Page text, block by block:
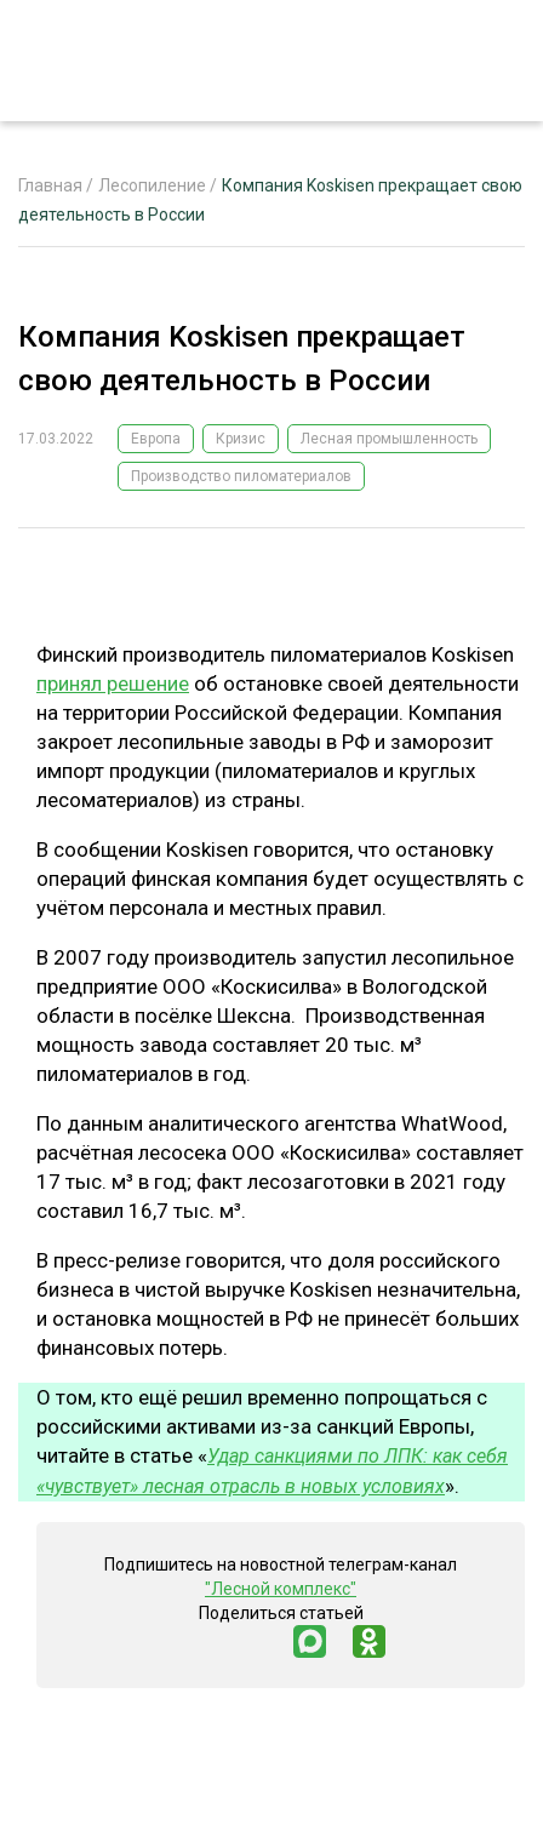
РЕКЛАМОДАТЕЛЯМ
ЛЕСНОЕ ХОЗЯЙСТВО
ЛЕСОЗАГОТОВКА
БИОЭНЕРГЕТИКА
ЛЕСОВОССТАНОВЛЕНИЕ И ЗАЩИТА
ЛОГИСТИКА
ПРОИЗВОДСТВО ДРЕВЕСНЫХ ПЛИТ
КОМПЛЕКСНАЯ ПЕРЕРАБОТКА
ЛЕСОПИЛЕНИЕ
ДЕРЕВЯННОЕ ДОМОСТРОЕНИЕ
СОРТИРОВКА ДРЕВЕСИНЫ
СУШКА ДРЕВЕСИНЫ
МЕБЕЛЬНОЕ ПРОИЗВОДСТВО
ТЕМАТИЧЕСКИЕ ПРОЕКТЫ
ПОДБОРКИ СТАТЕЙ
Главная / Лесопиление / Компания Koskisen прекращает свою
деятельность в России
Компания Koskisen прекращает
свою деятельность в России
17.03.2022 Европа Кризис Лесная промышленность
Производство пиломатериалов
Финский производитель пиломатериалов Koskisen
принял решение об остановке своей деятельности
на территории Российской Федерации. Компания
закроет лесопильные заводы в РФ и заморозит
импорт продукции (пиломатериалов и круглых
лесоматериалов) из страны.
В сообщении Koskisen говорится, что остановку
операций финская компания будет осуществлять с
учётом персонала и местных правил.
В 2007 году производитель запустил лесопильное
предприятие ООО «Коскисилва» в Вологодской
области в посёлке Шексна. Производственная
мощность завода составляет 20 тыс. м³
пиломатериалов в год.
По данным аналитического агентства WhatWood,
расчётная лесосека ООО «Коскисилва» составляет
17 тыс. м³ в год; факт лесозаготовки в 2021 году
составил 16,7 тыс. м³.
В пресс-релизе говорится, что доля российского
бизнеса в чистой выручке Koskisen незначительна,
и остановка мощностей в РФ не принесёт больших
финансовых потерь.
О том, кто ещё решил временно попрощаться с
российскими активами из-за санкций Европы,
читайте в статье «Удар санкциями по ЛПК: как себя
«чувствует» лесная отрасль в новых условиях».
Подпишитесь на новостной телеграм-канал
"Лесной комплекс"
Поделиться статьей